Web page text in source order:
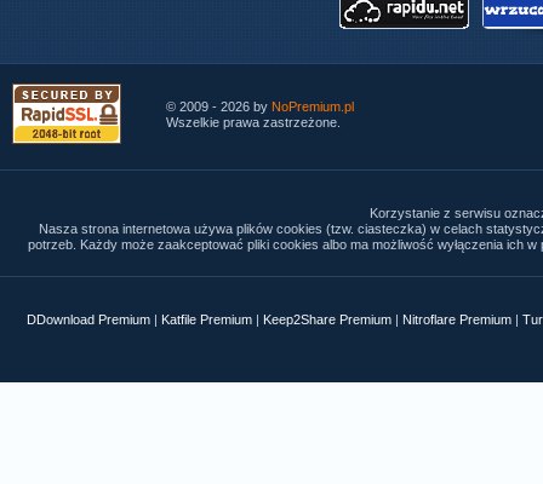
© 2009 - 2026 by NoPremium.pl
Wszelkie prawa zastrzeżone.
Korzystanie z serwisu
Nasza strona internetowa używa plików cookies (tzw. ciasteczka) w celach
potrzeb. Każdy może zaakceptować pliki cookies albo ma możliwość wyłączenia ich
DDownload Premium | Katfile Premium | Keep2Share Premium | Nitroflare Premium |